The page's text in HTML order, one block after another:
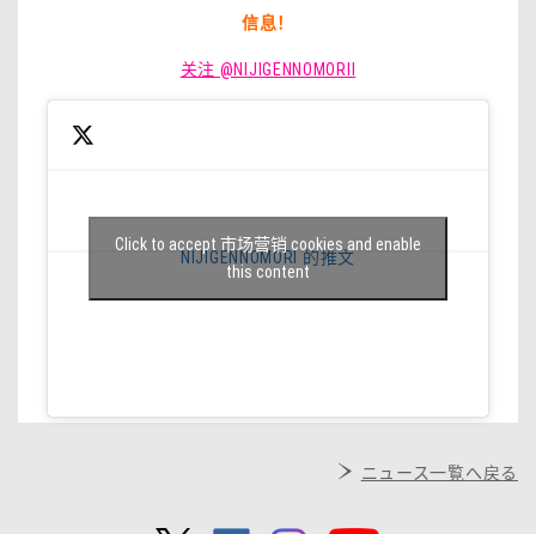
信息！
关注 @NIJIGENNOMORII
NIJIGENNOMORI 的推文
Click to accept 市场营销 cookies and enable
this content
ニュース一覧へ戻る